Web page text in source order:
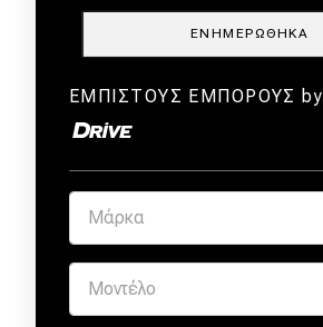
ΜΕΤΑΧΕΙΡΙΣΜΕΝΑ ΑΠΟ
ΕΜΠΙΣΤΟΥΣ ΕΜΠΟΡΟΥΣ by
ΕΝΗΜΕΡΏΘΗΚΑ